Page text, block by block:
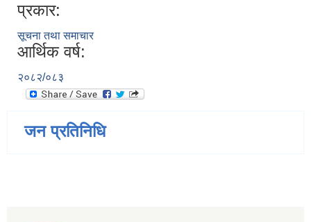
प्रकार:
सूचना तथा समाचार
आर्थिक वर्ष:
२०८२/०८३
जन प्रतिनिधि